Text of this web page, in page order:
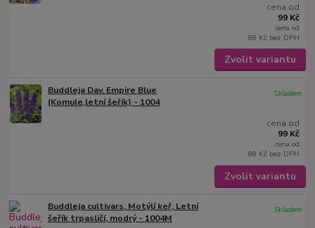
cena od
99 Kč
cena od
88 Kč bez DPH
Zvolit variantu
Buddleja Dav. Empire Blue
(Komule,letní šeřík) - 1004
cena od
99 Kč
cena od
88 Kč bez DPH
Skladem
Zvolit variantu
Buddleja cultivars, Motýlí keř, Letní
šeřík trpasličí, modrý - 1004M
Skladem